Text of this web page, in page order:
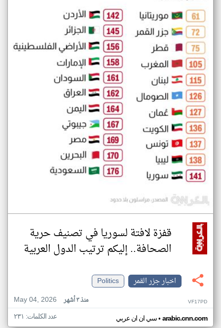
قفزة لافتة لسوريا في تصنيف حرية
الصحافة.. إليكم ترتيب الدول العربية
اخبار جزر القمر
Politics
May 04, 2026
منذ ٣ أشهر VF17PD
سي ان ان عربي• arabic.cnn.com عدد الكلمات: ٢٣١